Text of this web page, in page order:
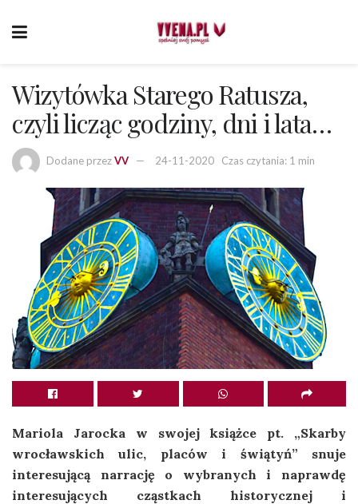
Wizytówka Starego Ratusza,
czyli licząc godziny, dni i lata…
Dodane przezVV 24-11-2020 Czas czytania: 1 min
Mariola Jarocka w swojej książce pt. „Skarby
wrocławskich ulic, placów i świątyń” snuje
interesującą narrację o wybranych i naprawdę
interesujących cząstkach historycznej i